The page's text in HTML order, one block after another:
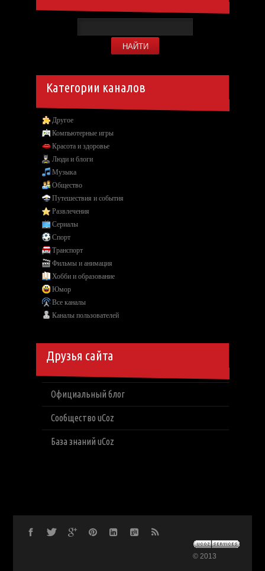
Категории каналов
Другое
Компьютерные игры
Красота и здоровье
Люди и блоги
Музыка
Общество
Путешествия и события
Развлечения
Сериалы
Спорт
Транспорт
Фильмы и анимация
Хобби и образование
Юмор
Все каналы
Каналы пользователей
Друзья сайта
Официальный блог
Сообщество uCoz
База знаний uCoz
© 2013